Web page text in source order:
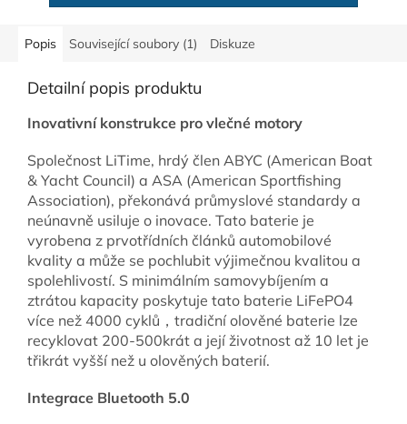
Popis Související soubory (1) Diskuze
Detailní popis produktu
Inovativní konstrukce pro vlečné motory
Společnost LiTime, hrdý člen ABYC (American Boat
& Yacht Council) a ASA (American Sportfishing
Association), překonává průmyslové standardy a
neúnavně usiluje o inovace. Tato baterie je
vyrobena z prvotřídních článků automobilové
kvality a může se pochlubit výjimečnou kvalitou a
spolehlivostí. S minimálním samovybíjením a
ztrátou kapacity poskytuje tato baterie LiFePO4
více než 4000 cyklů，tradiční olověné baterie lze
recyklovat 200-500krát a její životnost až 10 let je
třikrát vyšší než u olověných baterií.
Integrace Bluetooth 5.0